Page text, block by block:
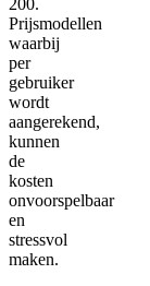
200.
Prijsmodellen
waarbij
per
gebruiker
wordt
aangerekend,
kunnen
de
kosten
onvoorspelbaar
en
stressvol
maken.